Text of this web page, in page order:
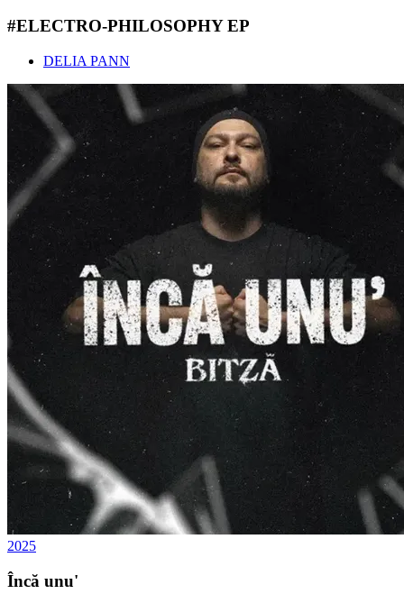
#ELECTRO-PHILOSOPHY EP
DELIA PANN
2025
Încă unu'